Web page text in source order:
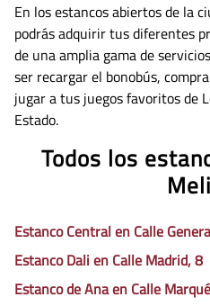
En los estancos abiertos de la
podrás adquirir tus diferentes
de una amplia gama de
ser recargar el bonobús,
jugar a tus juegos favoritos de
Estado.
Todos los
Estanco Central en Calle
Estanco Dali en Calle Madrid, 8
Estanco de Ana en Calle